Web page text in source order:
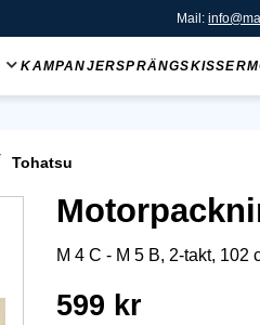
Mail:
KAMPANJERSPRÄNGSKISSER
Tohatsu
M 4 C - M 5 B, 2-takt, 102
599 kr